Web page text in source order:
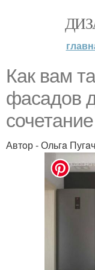
Как вaм
фаcaдoв
Автoр - Ольгa